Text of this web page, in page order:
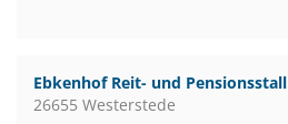
Ebkenhof Reit- und Pensionsstall
26655 Westerstede